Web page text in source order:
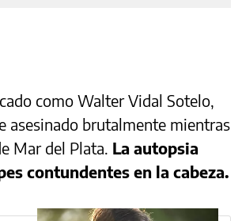
como Walter Vidal Sotelo,
asesinado brutalmente mientras
Mar del Plata. La autopsia
contundentes en la cabeza.